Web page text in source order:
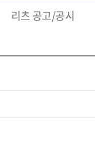
리츠 공고/공시